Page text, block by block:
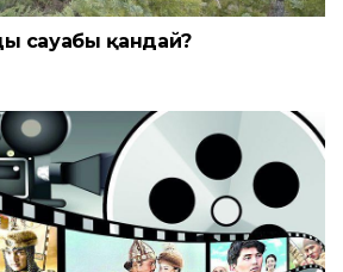
сауабы қандай?